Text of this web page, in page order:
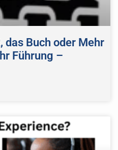
das Buch oder Mehr
Führung –